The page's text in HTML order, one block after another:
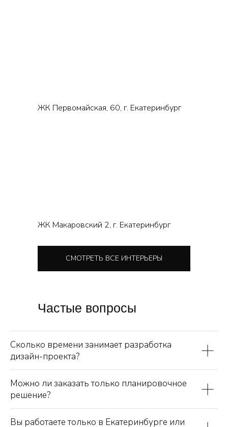
ЖК Первомайская, 60, г. Екатеринбург
ЖК Макаровский 2, г. Екатеринбург
СМОТРЕТЬ ВСЕ ИНТЕРЬЕРЫ
Частые вопросы
Сколько времени занимает разработка
дизайн-проекта?
Можно ли заказать только планировочное
решение?
Вы работаете только в Екатеринбурге или